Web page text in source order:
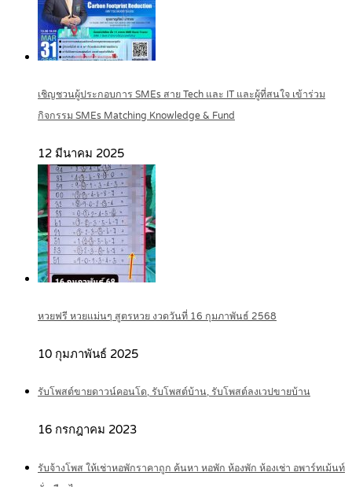
เชิญชวนผู้ประกอบการ SMEs สาย Tech และ IT และผู้ที่สนใจ เข้าร่วม
กิจกรรม SMEs Matching Knowledge & Fund
12 มีนาคม 2025
หวยฟรี หวยแม่นๆ สูตรหวย งวดวันที่ 16 กุมภาพันธ์ 2568
10 กุมภาพันธ์ 2025
รับโพสต์ขายดาวน์คอนโด, รับโพสต์บ้าน, รับโพสต์ลงเวปขายบ้าน
16 กรกฎาคม 2023
รับจ้างโพส ให้เช่าหอพักราคาถูก ค้นหา หอพัก ห้องพัก ห้องเช่า อพาร์ทเม้นท์